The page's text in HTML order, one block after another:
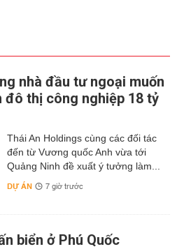
nhà đầu tư ngoại muốn
đô thị công nghiệp 18 tỷ
Thái An Holdings cùng các đối tác
đến từ Vương quốc Anh vừa tới
Quảng Ninh đề xuất ý tưởng làm...
DỰ ÁN 7 giờ trước
biển ở Phú Quốc